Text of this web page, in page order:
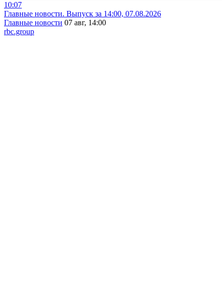
10:07
Главные новости. Выпуск за 14:00, 07.08.2026
Главные новости 07 авг, 14:00
rbc.group